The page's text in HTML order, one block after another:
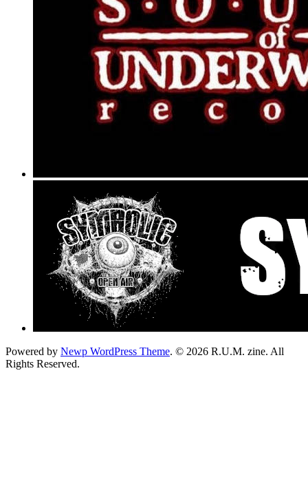
Powered by Newp WordPress Theme. © 2026 R.U.M. zine. All
Rights Reserved.